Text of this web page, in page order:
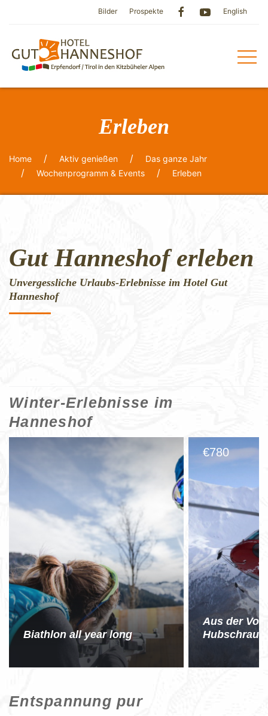
Bilder Prospekte English
Erleben
Home Aktiv genießen
Das ganze Jahr
Wochenprogramm & Events
Erleben
Gut Hanneshof erleben
Unvergessliche Urlaubs-Erlebnisse im Hotel Gut
Hanneshof
Winter-Erlebnisse im
Hanneshof
Biathlon all year long
€780
Aus der
Entspannung pur